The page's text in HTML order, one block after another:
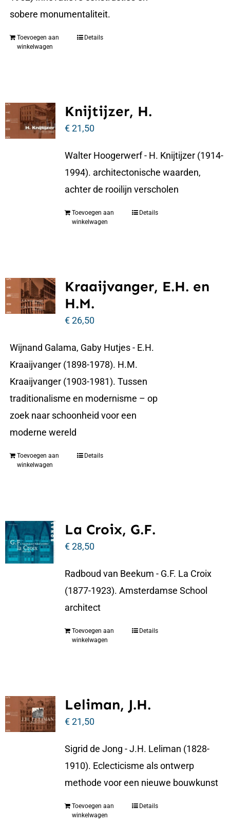
sobere monumentaliteit.
Toevoegen aan
winkelwagen
Details
Knijtijzer, H.
€21,50
Walter Hoogerwerf - H. Knijtijzer (1914-
1994). architectonische waarden,
achter de rooilijn verscholen
Toevoegen aan
winkelwagen
Details
Kraaijvanger, E.H. en
H.M.
€26,50
Wijnand Galama, Gaby Hutjes - E.H.
Kraaijvanger (1898-1978). H.M.
Kraaijvanger (1903-1981). Tussen
traditionalisme en modernisme – op
zoek naar schoonheid voor een
moderne wereld
Toevoegen aan
winkelwagen
Details
La Croix, G.F.
€28,50
Radboud van Beekum - G.F. La Croix
(1877-1923). Amsterdamse School
architect
Toevoegen aan
winkelwagen
Details
Leliman, J.H.
€21,50
Sigrid de Jong - J.H. Leliman (1828-
1910). Eclecticisme als ontwerp
methode voor een nieuwe bouwkunst
Toevoegen aan
winkelwagen
Details